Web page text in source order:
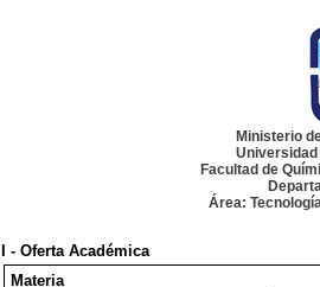
Ministerio
Universidad
Facultad de
Área:
I - Oferta Académica
Materia